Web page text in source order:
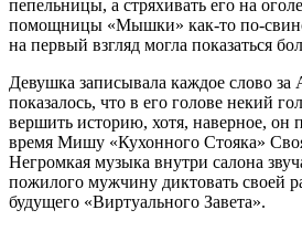
пепельницы, а стряхивать его на
помощницы «Мышки» как-то по-
на первый взгляд могла показаться
Девушка записывала каждое слово
показалось, что в его голове некий
вершить историю, хотя, наверное, он
время Мишу «Кухонного Стояка»
Негромкая музыка внутри салона
пожилого мужчину диктовать своей
будущего «Виртуального Завета».